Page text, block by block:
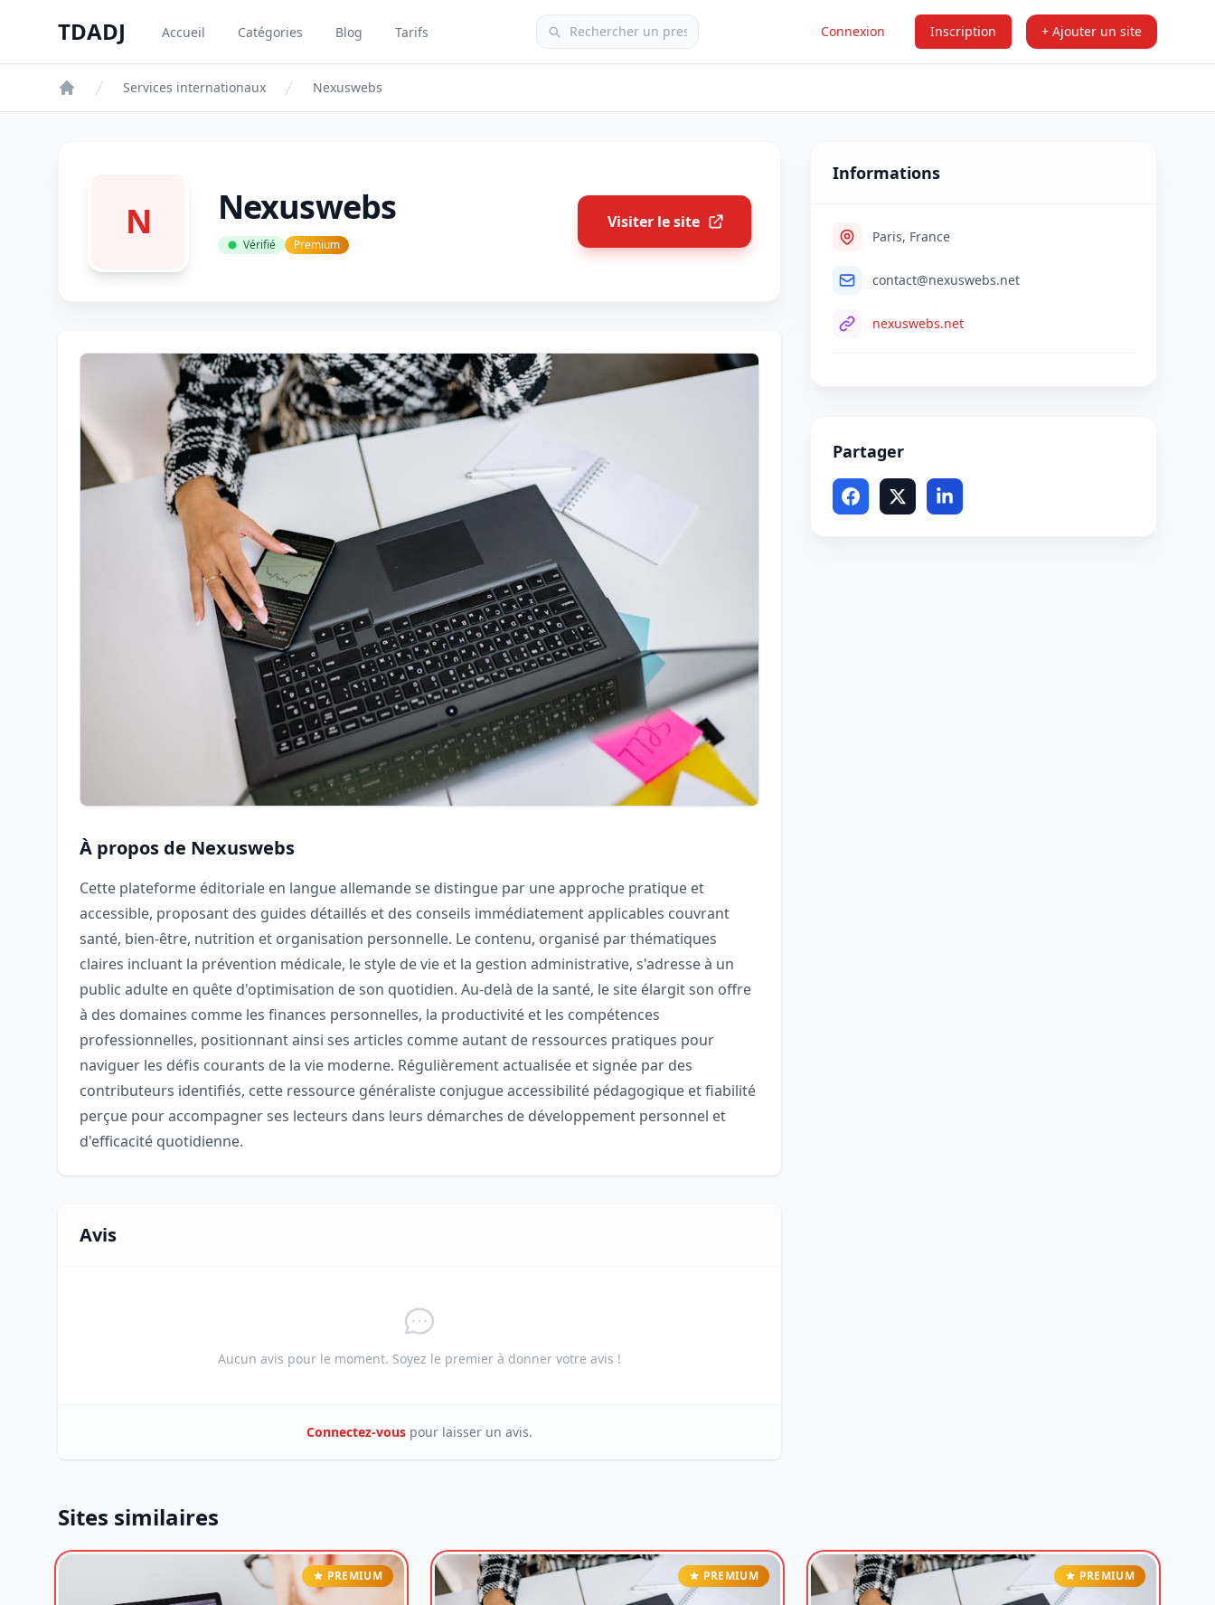
TDADJ
TDADJ Accueil Catégories Blog Tarifs Connexion Inscription + Ajouter un site
Services internationaux Nexuswebs
N Nexuswebs
Vérifié Premium
Visiter le site
À propos de Nexuswebs
Cette plateforme éditoriale en langue allemande se distingue par une approche pratique et
accessible, proposant des guides détaillés et des conseils immédiatement applicables couvrant
santé, bien-être, nutrition et organisation personnelle. Le contenu, organisé par thématiques
claires incluant la prévention médicale, le style de vie et la gestion administrative, s'adresse à un
public adulte en quête d'optimisation de son quotidien. Au-delà de la santé, le site élargit son offre
à des domaines comme les finances personnelles, la productivité et les compétences
professionnelles, positionnant ainsi ses articles comme autant de ressources pratiques pour
naviguer les défis courants de la vie moderne. Régulièrement actualisée et signée par des
contributeurs identifiés, cette ressource généraliste conjugue accessibilité pédagogique et fiabilité
perçue pour accompagner ses lecteurs dans leurs démarches de développement personnel et
d'efficacité quotidienne.
Avis
Aucun avis pour le moment. Soyez le premier à donner votre avis !
Connectez-vous pour laisser un avis.
Informations
Paris, France
contact@nexuswebs.net
nexuswebs.net
Partager
Sites similaires
PREMIUM PREMIUM PREMIUM